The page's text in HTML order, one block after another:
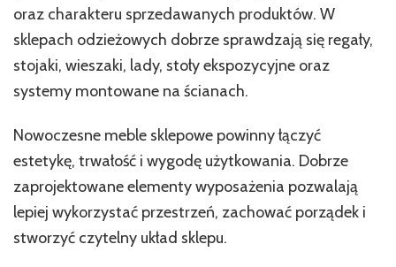
oraz charakteru sprzedawanych produktów. W
sklepach odzieżowych dobrze sprawdzają się regały,
stojaki, wieszaki, lady, stoły ekspozycyjne oraz
systemy montowane na ścianach.
Nowoczesne meble sklepowe powinny łączyć
estetykę, trwałość i wygodę użytkowania. Dobrze
zaprojektowane elementy wyposażenia pozwalają
lepiej wykorzystać przestrzeń, zachować porządek i
stworzyć czytelny układ sklepu.